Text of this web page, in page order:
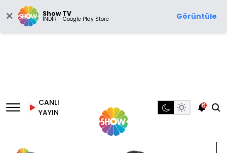
Show TV
İNDİR - Google Play Store Görüntüle
CANLI
YAYIN
6